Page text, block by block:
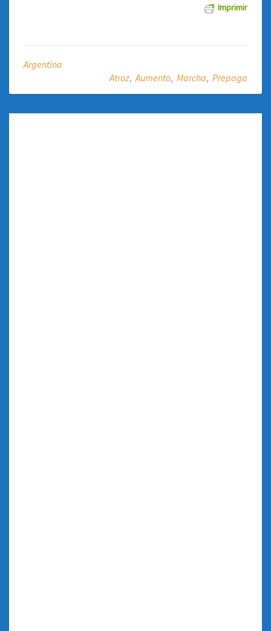
Imprimir
Argentina
Atroz,Aumento, Marcha, Prepaga